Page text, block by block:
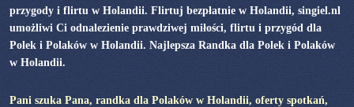
przygody i flirtu w Holandii. Flirtuj bezpłatnie w Holandii, singiel.nl
umożliwi Ci odnalezienie prawdziwej miłości, flirtu i przygód dla
Polek i Polaków w Holandii. Najlepsza Randka dla Polek i Polaków
w Holandii.
Pani szuka Pana, randka dla Polaków w Holandii, oferty spotkań,